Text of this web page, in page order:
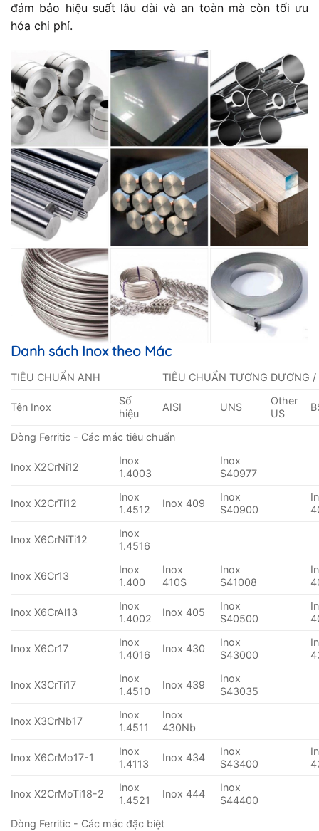
đảm bảo hiệu suất lâu dài và an toàn mà còn tối ưu
hóa chi phí.
Danh sách Inox theo Mác
TIÊU CHUẨN ANH TIÊU CHUẨN TƯƠNG ĐƯƠNG /
Tên Inox
Số
hiệu
AISI UNS
Other
US
Dòng Ferritic - Các mác tiêu chuẩn
Inox X2CrNi12
Inox
1.4003
Inox
S40977
Inox X2CrTi12
Inox
1.4512
Inox 409
Inox
S40900
Inox X6CrNiTi12
Inox
1.4516
Inox X6Cr13
Inox
1.400
Inox
410S
Inox
S41008
Inox X6CrAl13
Inox
1.4002
Inox 405
Inox
S40500
Inox X6Cr17
Inox
1.4016
Inox 430
Inox
S43000
Inox X3CrTi17
Inox
1.4510
Inox 439
Inox
S43035
Inox X3CrNb17
Inox
1.4511
Inox
430Nb
Inox X6CrMo17-1
Inox
1.4113
Inox 434
Inox
S43400
Inox X2CrMoTi18-2
Inox
1.4521
Inox 444
Inox
S44400
Dòng Ferritic - Các mác đặc biệt